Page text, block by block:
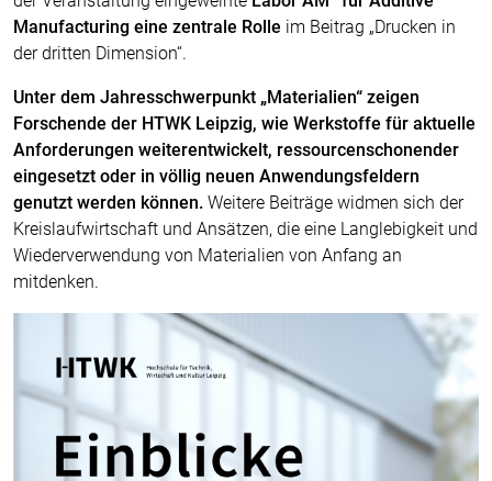
Manufacturing eine zentrale Rolle im Beitrag „Drucken in
der dritten Dimension“.
Unter dem Jahresschwerpunkt „Materialien“ zeigen
Forschende der HTWK Leipzig, wie Werkstoffe für aktuelle
Anforderungen weiterentwickelt, ressourcenschonender
eingesetzt oder in völlig neuen Anwendungsfeldern
genutzt werden können. Weitere Beiträge widmen sich der
Kreislaufwirtschaft und Ansätzen, die eine Langlebigkeit und
Wiederverwendung von Materialien von Anfang an
mitdenken.